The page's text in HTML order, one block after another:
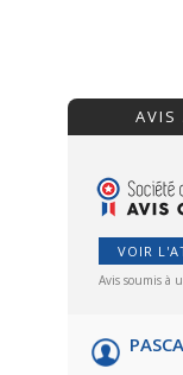
AVIS
VOIR
Avis soumis à